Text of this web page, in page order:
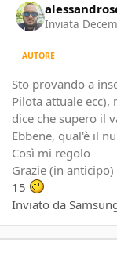
Inviata
AUTORE
Sto provando a
Pilota attuale ecc),
dice che supero il
Ebbene, qual'è il
Così mi regolo
Grazie (in anticipo)
15
Inviato da